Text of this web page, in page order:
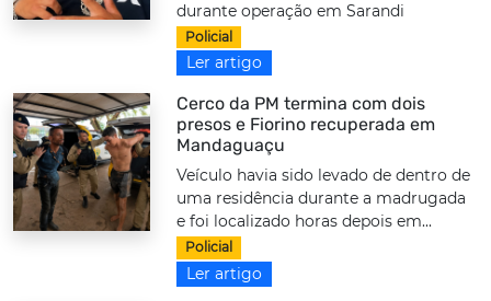
durante operação em Sarandi
Policial
Ler artigo
Cerco da PM termina com dois
presos e Fiorino recuperada em
Mandaguaçu
Veículo havia sido levado de dentro de
uma residência durante a madrugada
e foi localizado horas depois em...
Policial
Ler artigo